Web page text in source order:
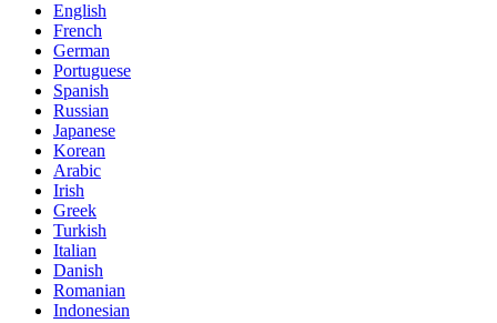
English
French
German
Portuguese
Spanish
Russian
Japanese
Korean
Arabic
Irish
Greek
Turkish
Italian
Danish
Romanian
Indonesian